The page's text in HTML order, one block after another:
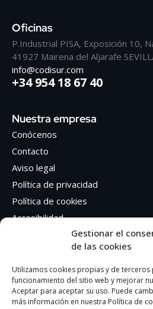
Gestionar el
de las cookies
Utilizamos cookies propias y de terceros
funcionamiento del sitio web y mejorar
Aceptar para aceptar su uso. Puede
más información en nuestra Política de
Oficinas
P.Industrial PISA, Exposición 10,
41927 Mairena del Aljarafe
info@codisur.com
+34 954 18 67 40
Nuestra empresa
Conócenos
Contacto
Aviso legal
Política de privacidad
Política de cookies
Accesibilidad
Síguenos en Redes sociales
Facebook
Instagram